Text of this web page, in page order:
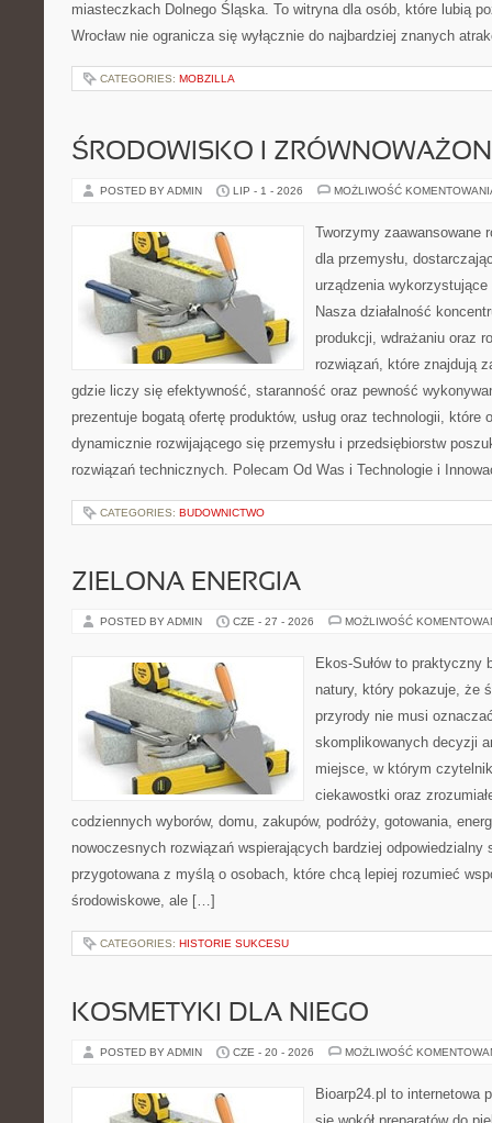
miasteczkach Dolnego Śląska. To witryna dla osób, które lubią
Wrocław nie ogranicza się wyłącznie do najbardziej znanych
CATEGORIES: MOBZILLA
ŚRODOWISKO I
POSTED BY ADMIN LIP - 1 - 2026 MOŻLIWOŚĆ
Tworzymy zaawansowane
dla przemysłu,
urządzenia
Nasza działalność
produkcji, wdrażaniu oraz
rozwiązań, które znajdują
gdzie liczy się efektywność, staranność oraz pewność
prezentuje bogatą ofertę produktów, usług oraz technologii, które
dynamicznie rozwijającego się przemysłu i przedsiębiorstw
rozwiązań technicznych. Polecam Od Was i Technologie i
CATEGORIES: BUDOWNICTWO
ZIELONA ENERGIA
POSTED BY ADMIN CZE - 27 - 2026 MOŻLIWOŚĆ
Ekos-Sułów to praktyczny
natury, który pokazuje, że
przyrody nie musi
skomplikowanych decyzji
miejsce, w którym
ciekawostki oraz
codziennych wyborów, domu, zakupów, podróży, gotowania,
nowoczesnych rozwiązań wspierających bardziej odpowiedzialny
przygotowana z myślą o osobach, które chcą lepiej rozumieć
środowiskowe, ale […]
CATEGORIES: HISTORIE SUKCESU
KOSMETYKI DLA NIEGO
POSTED BY ADMIN CZE - 20 - 2026 MOŻLIWOŚĆ
Bioarp24.pl to internetowa